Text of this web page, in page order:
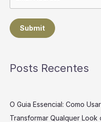
Submit
Posts Recentes
O Guia Essencial: Como
Transformar Qualquer Look